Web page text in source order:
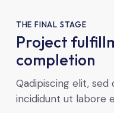
THE FINAL STAGE
Project
completion
Qadipiscing elit,
incididunt ut labore